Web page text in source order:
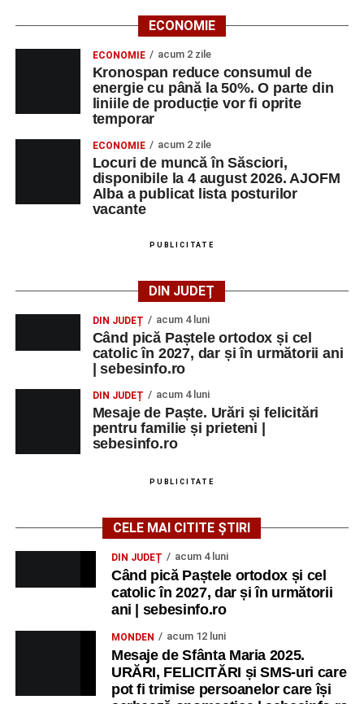
ECONOMIE
ECONOMIE acum 2 zile
Kronospan reduce consumul de
energie cu până la 50%. O parte din
liniile de producție vor fi oprite
temporar
ECONOMIE acum 2 zile
Locuri de muncă în Săsciori,
disponibile la 4 august 2026. AJOFM
Alba a publicat lista posturilor
vacante
PUBLICITATE
DIN JUDEȚ
DIN JUDEȚ acum 4 luni
Când pică Paștele ortodox și cel
catolic în 2027, dar și în următorii ani
| sebesinfo.ro
DIN JUDEȚ acum 4 luni
Mesaje de Paște. Urări și felicitări
pentru familie și prieteni |
sebesinfo.ro
PUBLICITATE
CELE MAI CITITE ȘTIRI
DIN JUDEȚ acum 4 luni
Când pică Paștele ortodox și cel
catolic în 2027, dar și în următorii
ani | sebesinfo.ro
MONDEN acum 12 luni
Mesaje de Sfânta Maria 2025.
URĂRI, FELICITĂRI și SMS-uri care
pot fi trimise persoanelor care își